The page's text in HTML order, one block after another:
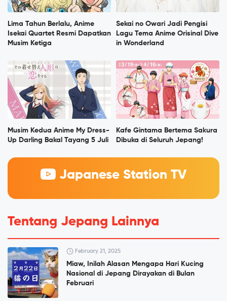
Lima Tahun Berlalu, Anime
Isekai Quartet Resmi Dapatkan
Musim Ketiga
Sekai no Owari Jadi Pengisi
Lagu Tema Anime Orisinal Dive
in Wonderland
Musim Kedua Anime My Dress-
Up Darling Bakal Tayang 5 Juli
Kafe Gintama Bertema Sakura
Dibuka di Seluruh Jepang!
Japanese Station TV
Tentang Jepang Lainnya
February 21, 2025
Miaw, Inilah Alasan Mengapa Hari Kucing
Nasional di Jepang Dirayakan di Bulan
Februari